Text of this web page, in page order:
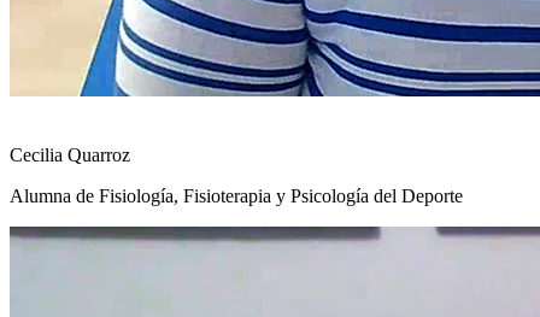
Cecilia Quarroz
Alumna de Fisiología, Fisioterapia y Psicología del Deporte